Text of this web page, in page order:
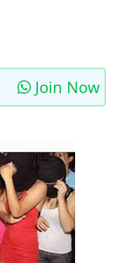
Join Now